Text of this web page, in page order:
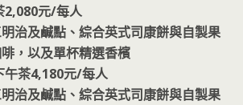
2,080元/每人
治及鹹點、綜合英式司康餅與自製果
，以及單杯精選香檳
午茶4,180元/每人
治及鹹點、綜合英式司康餅與自製果